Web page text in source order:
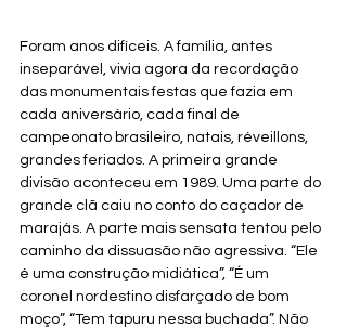
Foram anos difíceis. A família, antes
inseparável, vivia agora da recordação
das monumentais festas que fazia em
cada aniversário, cada final de
campeonato brasileiro, natais, réveillons,
grandes feriados. A primeira grande
divisão aconteceu em 1989. Uma parte do
grande clã caiu no conto do caçador de
marajás. A parte mais sensata tentou pelo
caminho da dissuasão não agressiva. “Ele
é uma construção midiática”, “É um
coronel nordestino disfarçado de bom
moço”, “Tem tapuru nessa buchada”. Não